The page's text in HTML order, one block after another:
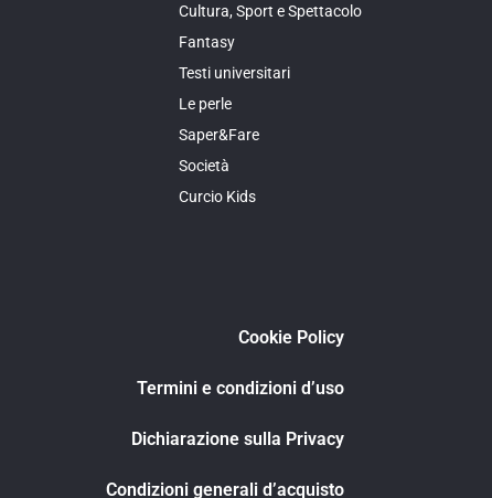
Cultura, Sport e Spettacolo
Fantasy
Testi universitari
Le perle
Saper&Fare
Società
Curcio Kids
Cookie Policy
Termini e condizioni d’uso
Dichiarazione sulla Privacy
Condizioni generali d’acquisto